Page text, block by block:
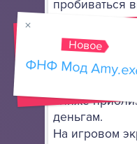
пробиваться
необходимо
набрать
очков, чтобы
дальше. Это
ближе
деньгам.
На игровом
Новое
ФНФ Мод